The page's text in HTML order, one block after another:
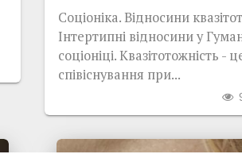
Соціоніка. Відносини
Інтертипні відносини у
соціоніці. Квазітотожність -
співіснування при...